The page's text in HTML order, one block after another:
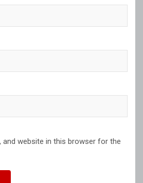
and website in this browser for the